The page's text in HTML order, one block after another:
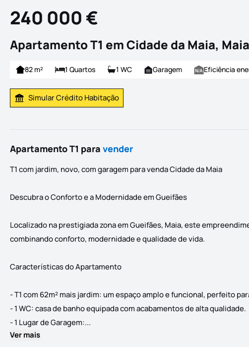
240 000 €
Apartamento T1 em Cidade da Maia, Maia
82 m² 1 Quartos 1 WC Garagem Eficiência
Simular Prestação
Simular Crédito Habitação
Apartamento T1 para vender
T1 com jardim, novo, com garagem para venda Cidade da Maia
Descubra o Conforto e a Modernidade em Gueifães
Localizado na prestigiada zona em Gueifães, Maia, este
combinando conforto, modernidade e qualidade de vida.
Características do Apartamento
- T1 com 62m² mais jardim: um espaço amplo e funcional, perfeito
- 1 WC: casa de banho equipada com acabamentos de alta qualidade.
- 1 Lugar de Garagem:... T1 com jardim, novo, com garagem para
Ver mais